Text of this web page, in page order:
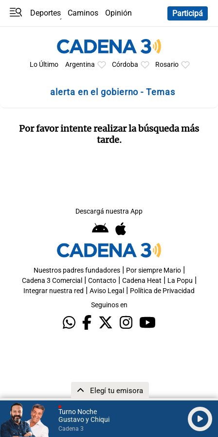
Turno Noche
Gustavo y Chiqui
Cadena 3
Elegí tu emisora
Deportes Caminos
Opinión
Participá
Lo Último Argentina Córdoba Rosario
alerta en el gobierno - Temas
Por favor intente realizar la búsqueda más
tarde.
Descargá nuestra App
Nuestros padres fundadores| Por siempre Mario|
Cadena 3 Comercial | Contacto| Cadena Heat | La Popu |
Integrar nuestra red | Aviso Legal | Política de Privacidad
Seguinos en